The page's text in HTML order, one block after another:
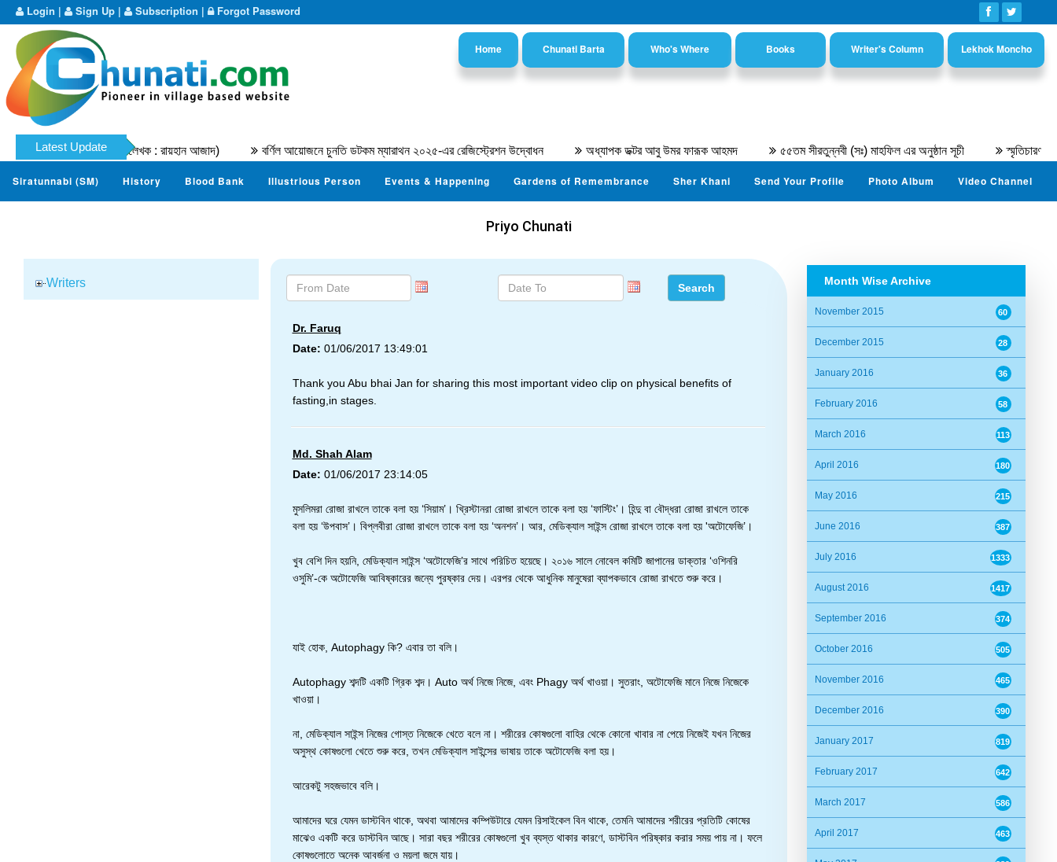
Login | Sign Up | Subscription | Forgot Password
Home Chunati Barta Who's Where Books Writer's Column Lekhok Moncho
Latest Update
নাযের । (মূল লেখক : রায়হান আজাদ) বর্ণিল আয়োজনে চুনতি ডটকম ম্যারাথন ২০২৫-এর রেজিস্ট্রেশন উদ্বোধন অধ্যাপক ডক্টর আবু উমর ফারূক আহমদ ৫৫তম সীরতুন্নবী (সঃ) মাহফিল এর অনুষ্ঠান সূচী স্মৃতিচারণ : অধ্যাপক
Siratunnabi (SM) History Blood Bank Illustrious Person Events & Happening Gardens of Remembrance Sher Khani Send Your Profile Photo Album Video Channel
Priyo Chunati
Writers
Dr. Faruq
Date: 01/06/2017 13:49:01
Thank you Abu bhai Jan for sharing this most important video clip on physical benefits of
fasting,in stages.
Md. Shah Alam
Date: 01/06/2017 23:14:05
মুসলিমরা রোজা রাখলে তাকে বলা হয় ‘সিয়াম’। খ্রিস্টানরা রোজা রাখলে তাকে বলা হয় ‘ফাস্টিং’। হিন্দু বা বৌদ্ধরা রোজা রাখলে তাকে
বলা হয় ‘উপবাস’। বিপ্লবীরা রোজা রাখলে তাকে বলা হয় ‘অনশন’। আর, মেডিক্যাল সাইন্স রোজা রাখলে তাকে বলা হয় 'অটোফেজি’।
খুব বেশি দিন হয়নি, মেডিক্যাল সাইন্স ‘অটোফেজি’র সাথে পরিচিত হয়েছে। ২০১৬ সালে নোবেল কমিটি জাপানের ডাক্তার ‘ওশিনরি
ওসুমি’-কে অটোফেজি আবিষ্কারের জন্যে পুরষ্কার দেয়। এরপর থেকে আধুনিক মানুষেরা ব্যাপকভাবে রোজা রাখতে শুরু করে।
যাই হোক, Autophagy কি? এবার তা বলি।
Autophagy শব্দটি একটি গ্রিক শব্দ। Auto অর্থ নিজে নিজে, এবং Phagy অর্থ খাওয়া। সুতরাং, অটোফেজি মানে নিজে নিজেকে
খাওয়া।
না, মেডিক্যাল সাইন্স নিজের গোস্ত নিজেকে খেতে বলে না। শরীরের কোষগুলো বাহির থেকে কোনো খাবার না পেয়ে নিজেই যখন নিজের
অসুস্থ কোষগুলো খেতে শুরু করে, তখন মেডিক্যাল সাইন্সের ভাষায় তাকে অটোফেজি বলা হয়।
আরেকটু সহজভাবে বলি।
আমাদের ঘরে যেমন ডাস্টবিন থাকে, অথবা আমাদের কম্পিউটারে যেমন রিসাইকেল বিন থাকে, তেমনি আমাদের শরীরের প্রতিটি কোষের
মাঝেও একটি করে ডাস্টবিন আছে। সারা বছর শরীরের কোষগুলো খুব ব্যস্ত থাকার কারণে, ডাস্টবিন পরিষ্কার করার সময় পায় না। ফলে
কোষগুলোতে অনেক আবর্জনা ও ময়লা জমে যায়।
Month Wise Archive
November 2015 60
December 2015 28
January 2016 36
February 2016 58
March 2016 113
April 2016 180
May 2016 215
June 2016 387
July 2016 1333
August 2016 1417
September 2016 374
October 2016 505
November 2016 465
December 2016 390
January 2017 819
February 2017 642
March 2017 586
April 2017 463